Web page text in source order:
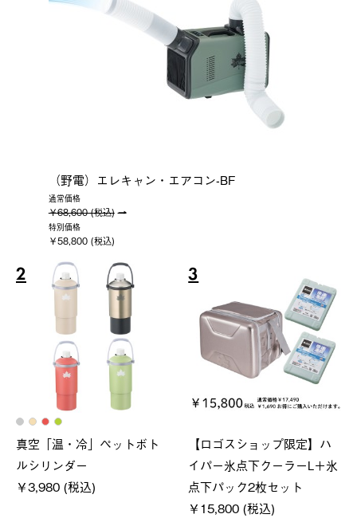
（野電）エレキャン・エアコン-BF
通常価格
￥68,600 (税込)
特別価格
￥58,800 (税込)
2
真空「温・冷」ペットボト
ルシリンダー
￥3,980 (税込)
3
【ロゴスショップ限定】ハ
イパー氷点下クーラーL＋氷
点下パック2枚セット
￥15,800 (税込)